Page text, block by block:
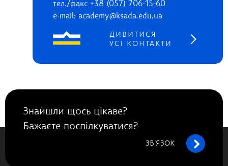
тел./факс +38 (057) 706-15-60
e-mail: academy@ksada.edu.ua
ДИВИТИСЯ
УСІ КОНТАКТИ
Знайшли щось цікаве?
Бажаєте поспілкуватися?
ЗВ’ЯЗОК